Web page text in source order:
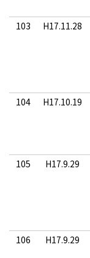
103
H17.11.28
104
H17.10.19
105
H17.9.29
106
H17.9.29